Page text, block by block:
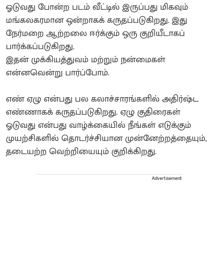
ஓடுவது போன்ற படம் வீட்டில் இருப்பது மிகவும்
மங்கலகரமான ஒன்றாகக் கருதப்படுகிறது. இது
நேர்மறை ஆற்றலை ஈர்க்கும் ஒரு குறியீடாகப்
பார்க்கப்படுகிறது.
​இதன் முக்கியத்துவம் மற்றும் நன்மைகள்
என்னவென்று பார்ப்போம்.
​எண் ஏழு என்பது பல கலாச்சாரங்களில் அதிர்ஷ்ட
எண்ணாகக் கருதப்படுகிறது. ஏழு குதிரைகள்
ஓடுவது என்பது வாழ்க்கையில் நீங்கள் எடுக்கும்
முயற்சிகளில் தொடர்ச்சியான முன்னேற்றத்தையும்,
தடையற்ற வெற்றியையும் குறிக்கிறது.
Advertisement